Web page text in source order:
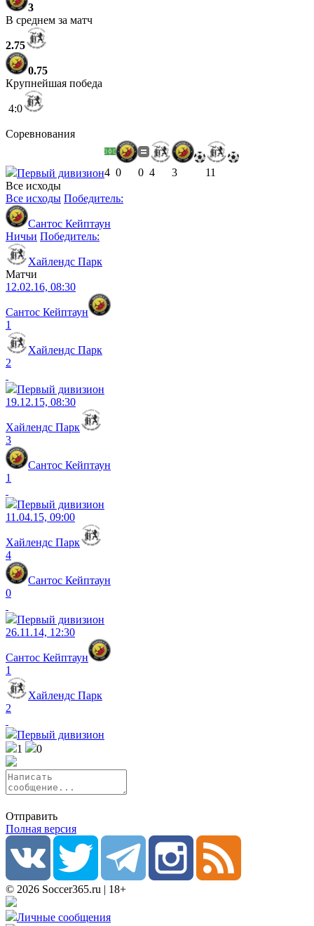
3
В среднем за матч
2.75
0.75
Крупнейшая победа
4:0
Соревнования
Первый дивизион4 0 0 4 3
11
Все исходы
Все исходы Победитель:
Сантос Кейптаун
Ничьи Победитель:
Хайлендс Парк
Матчи
12.02.16, 08:30
Сантос Кейптаун
1
Хайлендс Парк
2
Первый дивизион
19.12.15, 08:30
Хайлендс Парк
3
Сантос Кейптаун
1
Первый дивизион
11.04.15, 09:00
Хайлендс Парк
4
Сантос Кейптаун
0
Первый дивизион
26.11.14, 12:30
Сантос Кейптаун
1
Хайлендс Парк
2
Первый дивизион
1
0
Отправить
Полная версия
© 2026 Soccer365.ru | 18+
Личные сообщения